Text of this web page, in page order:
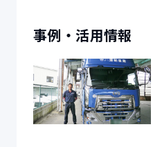
事例・活用情報